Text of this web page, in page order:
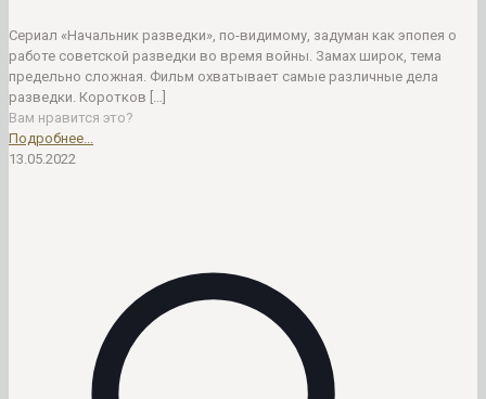
Сериал «Начальник разведки», по-видимому, задуман как эпопея о
работе советской разведки во время войны. Замах широк, тема
предельно сложная. Фильм охватывает самые различные дела
разведки. Коротков […]
Вам нравится это?
Подробнее...
13.05.2022